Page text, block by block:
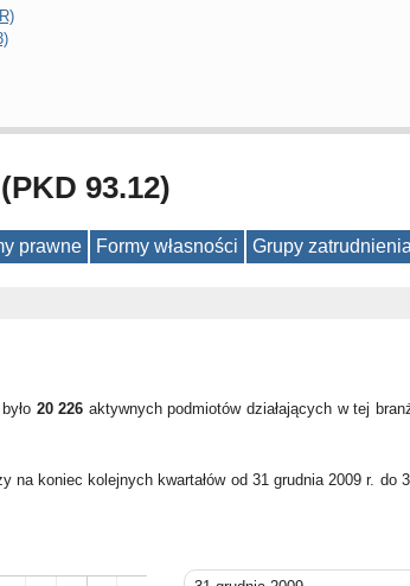
93.12)
prawne Formy własności Grupy zatrudnienia
20 226 aktywnych podmiotów działających w tej
koniec kolejnych kwartałów od 31 grudnia 2009 r. do